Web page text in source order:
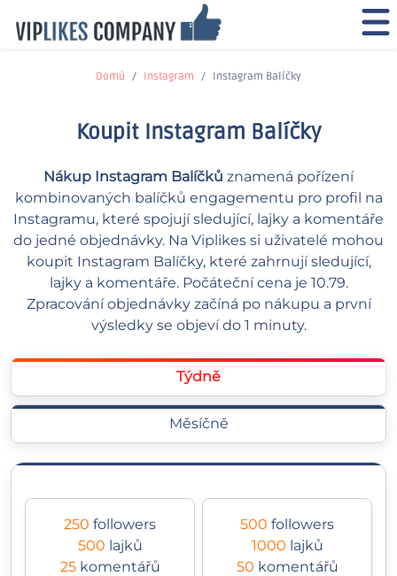
Domů Instagram Instagram Balíčky
Koupit Instagram Balíčky
Nákup Instagram Balíčků znamená pořízení
kombinovaných balíčků engagementu pro profil na
Instagramu, které spojují sledující, lajky a komentáře
do jedné objednávky. Na Viplikes si uživatelé mohou
koupit Instagram Balíčky, které zahrnují sledující,
lajky a komentáře. Počáteční cena je 10.79.
Zpracování objednávky začíná po nákupu a první
výsledky se objeví do 1 minuty.
Týdně
Měsíčně
250 followers
500 lajků
25 komentářů
500 followers
1000 lajků
50 komentářů